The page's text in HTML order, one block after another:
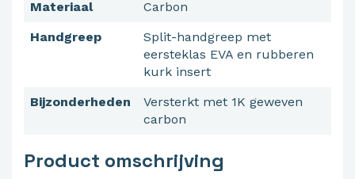
Materiaal
Carbon
Handgreep
Split-handgreep met
eersteklas EVA en rubberen
kurk insert
Bijzonderheden
Versterkt met 1K geweven
carbon
Product omschrijving